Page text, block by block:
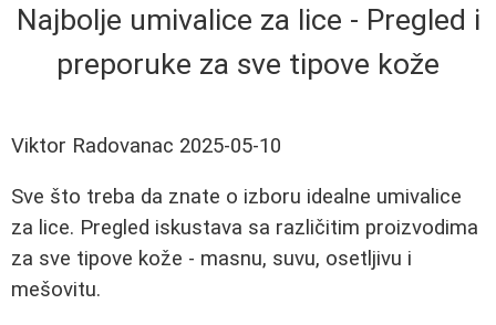
Najbolje umivalice za lice - Pregled i
preporuke za sve tipove kože
Viktor Radovanac 2025-05-10
Sve što treba da znate o izboru idealne umivalice
za lice. Pregled iskustava sa različitim proizvodima
za sve tipove kože - masnu, suvu, osetljivu i
mešovitu.